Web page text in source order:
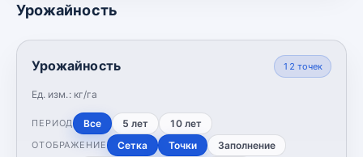
Урожайность
Урожайность
Ед. изм.: кг/га
12 точек
ПЕРИОД Все 5 лет 10 лет
ОТОБРАЖЕНИЕ Сетка Точки Заполнение